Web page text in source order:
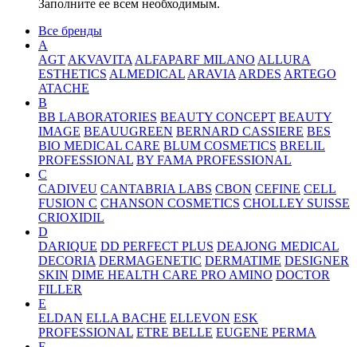
Заполните ее всем необходимым.
Все бренды
A
AGT AKVAVITA ALFAPARF MILANO ALLURA
ESTHETICS ALMEDICAL ARAVIA ARDES ARTEGO
ATACHE
B
BB LABORATORIES BEAUTY CONCEPT BEAUTY
IMAGE BEAUUGREEN BERNARD CASSIERE BES
BIO MEDICAL CARE BLUM COSMETICS BRELIL
PROFESSIONAL BY FAMA PROFESSIONAL
C
CADIVEU CANTABRIA LABS CBON CEFINE CELL
FUSION C CHANSON COSMETICS CHOLLEY SUISSE
CRIOXIDIL
D
DARIQUE DD PERFECT PLUS DEAJONG MEDICAL
DECORIA DERMAGENETIC DERMATIME DESIGNER
SKIN DIME HEALTH CARE PRO AMINO DOCTOR
FILLER
E
ELDAN ELLA BACHE ELLEVON ESK
PROFESSIONAL ETRE BELLE EUGENE PERMA